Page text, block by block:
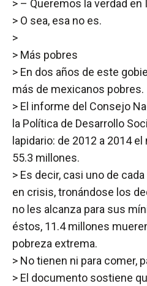
> – Queremos la verdad en
> O sea, esa no es.
>
> Más pobres
> En dos años de este
más de mexicanos pobres.
> El informe del Consejo
la Política de Desarrollo
lapidario: de 2012 a 2014
55.3 millones.
> Es decir, casi uno de
en crisis, tronándose los
no les alcanza para sus
éstos, 11.4 millones
pobreza extrema.
> No tienen ni para comer,
> El documento sostiene